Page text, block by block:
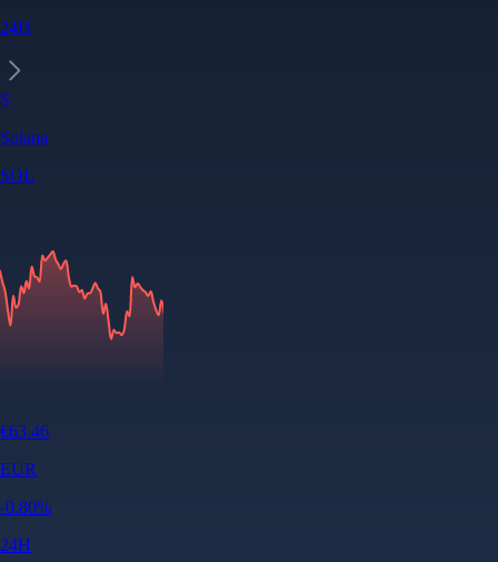
24H
S
Solana
SOL
€63.46
EUR
-0.80%
24H